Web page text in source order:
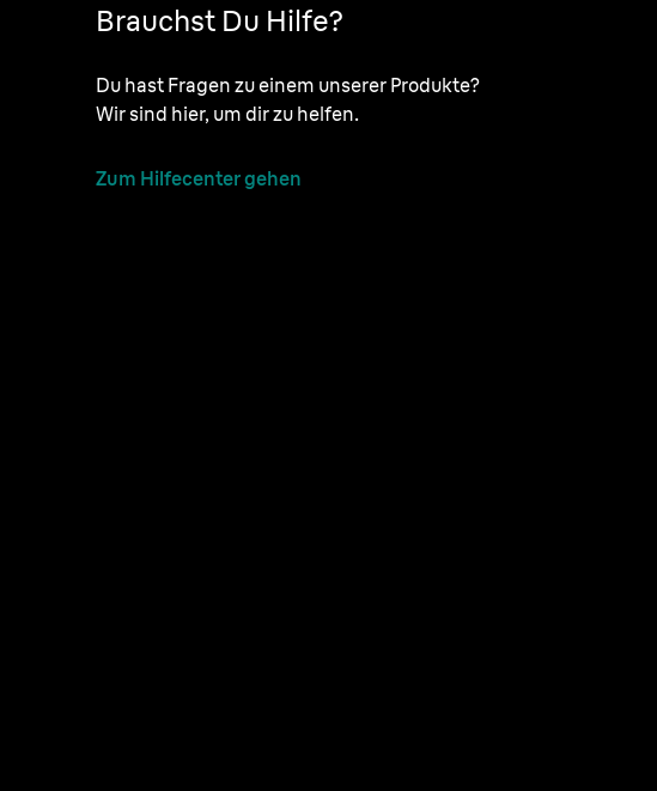
Brauchst Du Hilfe?
Du hast Fragen zu einem unserer Produkte?
Wir sind hier, um dir zu helfen.
Zum Hilfecenter gehen